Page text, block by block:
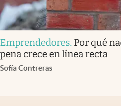
Emprendedores. Por qué
pena crece en línea recta
Sofía Contreras